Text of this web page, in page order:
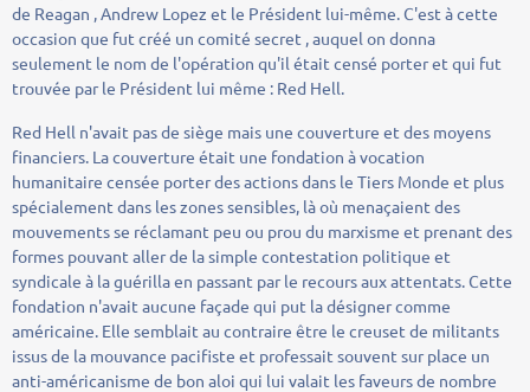
de Reagan , Andrew Lopez et le Président lui-même. C'est à cette
occasion que fut créé un comité secret , auquel on donna
seulement le nom de l'opération qu'il était censé porter et qui fut
trouvée par le Président lui même : Red Hell.
Red Hell n'avait pas de siège mais une couverture et des moyens
financiers. La couverture était une fondation à vocation
humanitaire censée porter des actions dans le Tiers Monde et plus
spécialement dans les zones sensibles, là où menaçaient des
mouvements se réclamant peu ou prou du marxisme et prenant des
formes pouvant aller de la simple contestation politique et
syndicale à la guérilla en passant par le recours aux attentats. Cette
fondation n'avait aucune façade qui put la désigner comme
américaine. Elle semblait au contraire être le creuset de militants
issus de la mouvance pacifiste et professait souvent sur place un
anti-américanisme de bon aloi qui lui valait les faveurs de nombre